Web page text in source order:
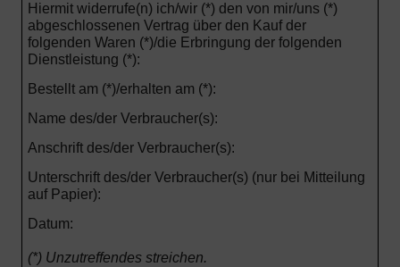
Hiermit widerrufe(n) ich/wir (*) den von mir/uns (*)
abgeschlossenen Vertrag über den Kauf der
folgenden Waren (*)/die Erbringung der folgenden
Dienstleistung (*):
Bestellt am (*)/erhalten am (*):
Name des/der Verbraucher(s):
Anschrift des/der Verbraucher(s):
Unterschrift des/der Verbraucher(s) (nur bei Mitteilung
auf Papier):
Datum:
(*) Unzutreffendes streichen.